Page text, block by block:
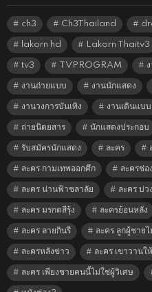
ch3 Ch3Thailand
lakorn hd Lakorn Thaitv3
tv3 TVPROGRAM
งานถ่ายแบบ งานนักแสดง
งานวงการบันเทิง งานเดินแบบ
ถ่ายนิตยสาร นักแสดงประกอบ
รับสมัครนักแสดง ละคร
ละคร กามเทพออกศึก ละครช่อ
ละคร น่านฟ้าชลาลัย ละคร บ่ว
ละคร มรกตสีรุ้ง ละครย้อนหลัง
ละคร ลายกินรี ละคร ลูกผู้ชาย
ละครหลังข่าว ละคร เขาวานใ
ละคร เพียงชายคนนี้ไม่ใช่ผู้วิเศษ